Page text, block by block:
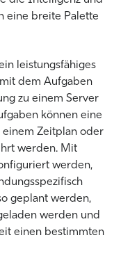
eine breite Palette
leistungsfähiges
dem Aufgaben
zu einem Server
können eine
einem Zeitplan oder
werden. Mit
werden,
geplant werden,
werden und
einen bestimmten